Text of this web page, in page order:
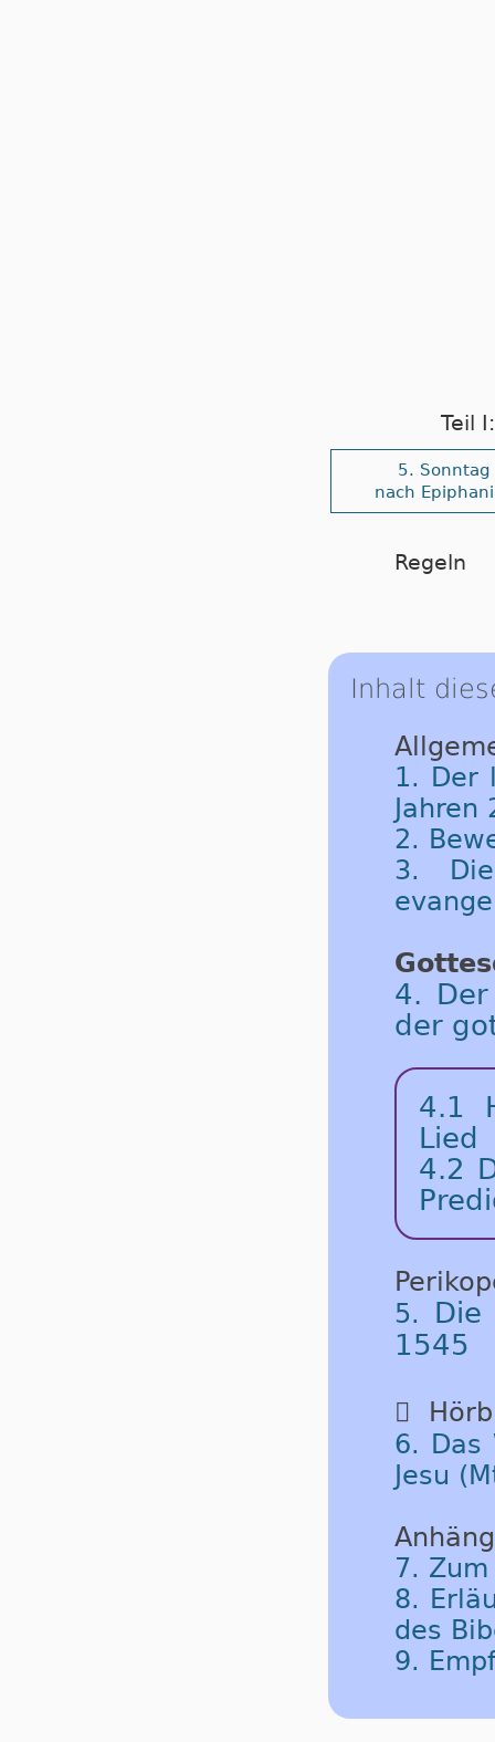
Teil
5. Sonntag
nach
Regeln
Inhalt
1. Der
Jahren
2.
3.
4.
der
4.1
Lied
4.2
5. Die
1545

6. Das
Jesu
7.
8.
des
9.